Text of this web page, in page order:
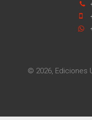
© 2026, Ediciones